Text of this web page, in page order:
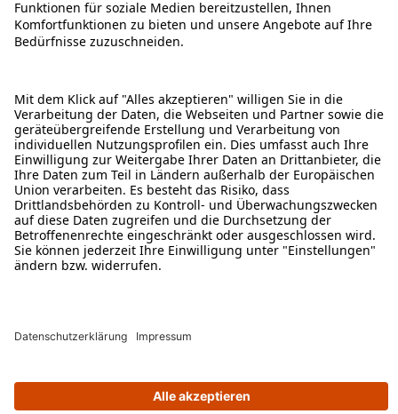
ÜBER DIESE SEITE
ALDI TALK WEBSHOP
ALDI TALK MOBILFUNK
HILFE-THEMEN
ALDI SERVICES